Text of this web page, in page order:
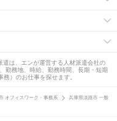
は、エンが運営する人材派遣会社の
勤務地、時給、勤務時間、長期・短期
）のお仕事を探せます。
オフィスワーク・事務系
兵庫県淡路市 一般